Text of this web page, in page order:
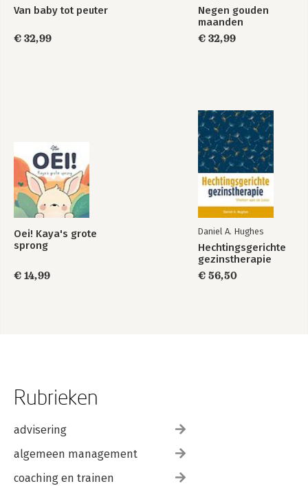
Van baby tot peuter
€ 32,99
Negen gouden
maanden
€ 32,99
Oei! Kaya's grote
sprong
€ 14,99
Daniel A. Hughes
Hechtingsgerichte
gezinstherapie
€ 56,50
Rubrieken
advisering
algemeen management
coaching en trainen